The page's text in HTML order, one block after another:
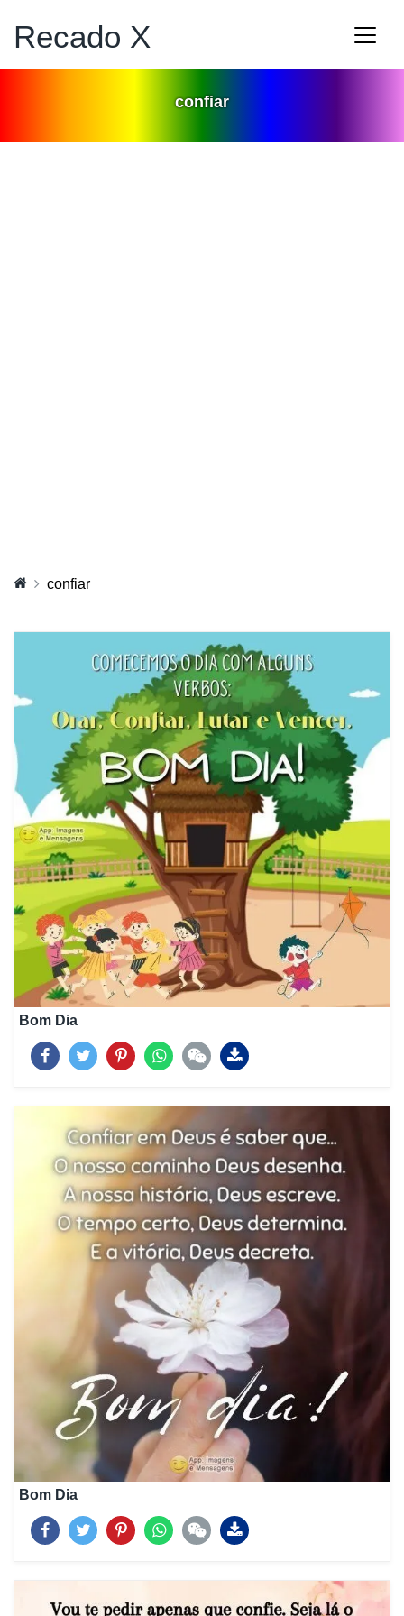
Recado X
confiar
confiar
Bom Dia
Bom Dia